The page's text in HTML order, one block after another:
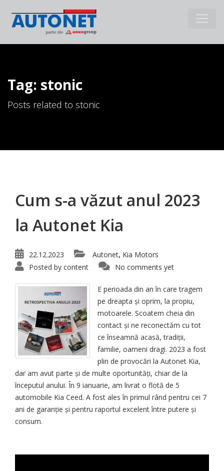
Tag: stonic
Posts related to stonic
Cum s-a văzut anul 2023
la Autonet Kia
22.12.2023 Autonet, Kia Motors
Posted by content No comments yet
E perioada din an în care tragem
pe dreapta și oprim, la propiu,
motoarele. Scoatem cheia din
contact și ne reconectăm cu tot
ce înseamnă acasă, tradiții,
familie, oameni dragi. 2023 a fost
plin de provocări la Autonet Kia,
dar am avut parte și de multe oportunități, chiar de la
începutul anului. În 9 ianuarie, am livrat o flotă de 5
automobile Kia Ceed. A fost ales în primul rând pentru cei 7
ani de garanție și pentru raportul excelent între putere și
consum.